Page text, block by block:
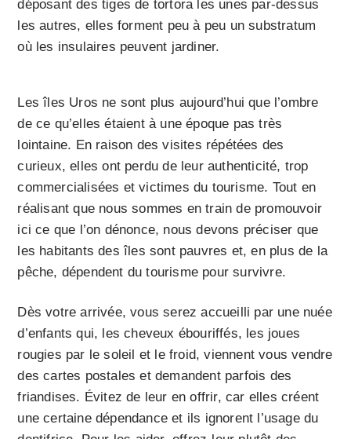
déposant des tiges de tortora les unes par-dessus
les autres, elles forment peu à peu un substratum
où les insulaires peuvent jardiner.
Les îles Uros ne sont plus aujourd’hui que l’ombre
de ce qu’elles étaient à une époque pas très
lointaine. En raison des visites répétées des
curieux, elles ont perdu de leur authenticité, trop
commercialisées et victimes du tourisme. Tout en
réalisant que nous sommes en train de promouvoir
ici ce que l’on dénonce, nous devons préciser que
les habitants des îles sont pauvres et, en plus de la
pêche, dépendent du tourisme pour survivre.
Dès votre arrivée, vous serez accueilli par une nuée
d’enfants qui, les cheveux ébouriffés, les joues
rougies par le soleil et le froid, viennent vous vendre
des cartes postales et demandent parfois des
friandises. Évitez de leur en offrir, car elles créent
une certaine dépendance et ils ignorent l’usage du